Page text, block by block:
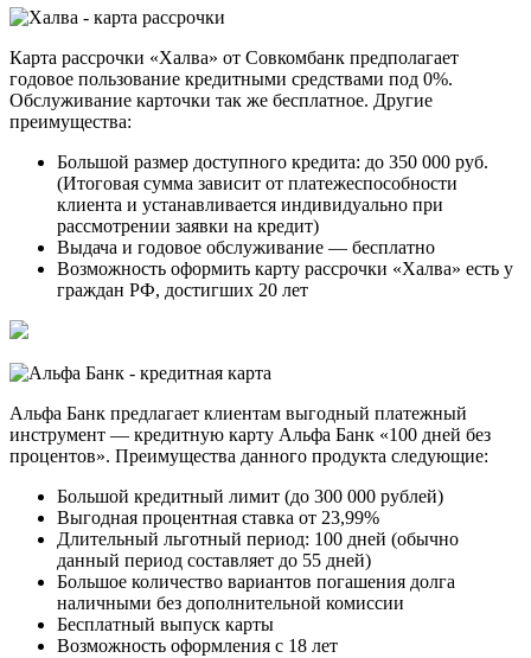
Карта рассрочки «Халва» от Совкомбанк предполагает
годовое пользование кредитными средствами под 0%.
Обслуживание карточки так же бесплатное. Другие
преимущества:
Большой размер доступного кредита: до 350 000 руб.
(Итоговая сумма зависит от платежеспособности
клиента и устанавливается индивидуально при
рассмотрении заявки на кредит)
Выдача и годовое обслуживание — бесплатно
Возможность оформить карту рассрочки «Халва» есть у
граждан РФ, достигших 20 лет
Альфа Банк предлагает клиентам выгодный платежный
инструмент — кредитную карту Альфа Банк «100 дней без
процентов». Преимущества данного продукта следующие:
Большой кредитный лимит (до 300 000 рублей)
Выгодная процентная ставка от 23,99%
Длительный льготный период: 100 дней (обычно
данный период составляет до 55 дней)
Большое количество вариантов погашения долга
наличными без дополнительной комиссии
Бесплатный выпуск карты
Возможность оформления с 18 лет